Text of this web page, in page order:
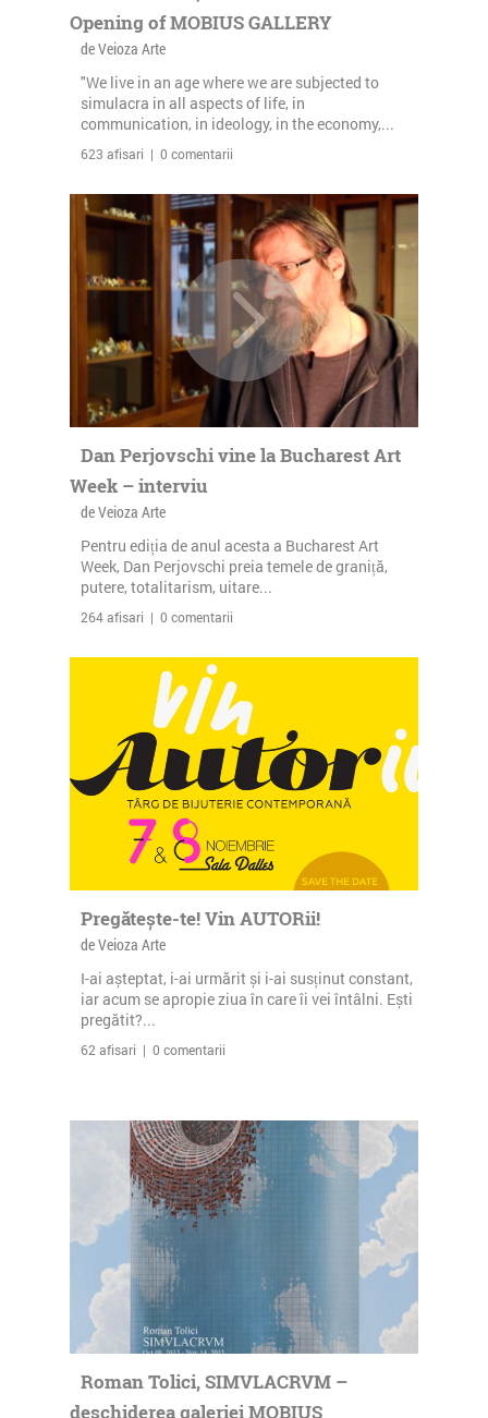
Opening of MOBIUS GALLERY
de Veioza Arte
"We live in an age where we are subjected to
simulacra in all aspects of life, in
communication, in ideology, in the economy,...
623 afisari | 0 comentarii
Dan Perjovschi vine la Bucharest Art
Week – interviu
de Veioza Arte
Pentru ediția de anul acesta a Bucharest Art
Week, Dan Perjovschi preia temele de graniță,
putere, totalitarism, uitare...
264 afisari | 0 comentarii
Pregătește-te! Vin AUTORii!
de Veioza Arte
I-ai așteptat, i-ai urmărit și i-ai susținut constant,
iar acum se apropie ziua în care îi vei întâlni. Ești
pregătit?...
62 afisari | 0 comentarii
Roman Tolici, SIMVLACRVM –
deschiderea galeriei MOBIUS